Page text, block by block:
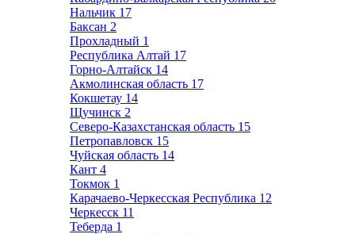
Нальчик 17
Баксан 2
Прохладный 1
Республика Алтай 17
Горно-Алтайск 14
Акмолинская область 17
Кокшетау 14
Щучинск 2
Северо-Казахстанская область 15
Петропавловск 15
Чуйская область 14
Кант 4
Токмок 1
Карачаево-Черкесская Республика 12
Черкесск 11
Теберда 1